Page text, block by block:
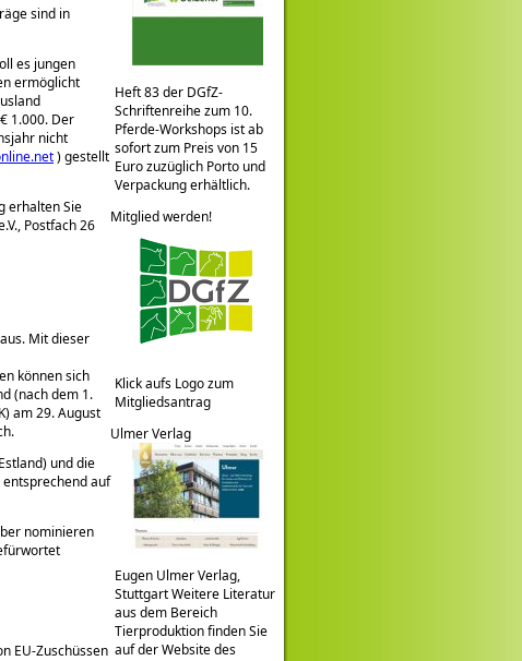
sind in
es jungen
ermöglicht
1.000. Der
nicht
) gestellt
erhalten Sie
Postfach 26
aus. Mit dieser
können sich
(nach dem 1.
am 29. August
und die
auf
nominieren
EU-Zuschüssen
Heft 83 der DGfZ-
Schriftenreihe zum 10.
Pferde-Workshops ist ab
sofort zum Preis von 15
Euro zuzüglich Porto und
Verpackung erhältlich.
Mitglied werden!
Klick aufs Logo zum
Mitgliedsantrag
Ulmer Verlag
Eugen Ulmer Verlag,
Stuttgart Weitere Literatur
aus dem Bereich
Tierproduktion finden Sie
auf der Website des